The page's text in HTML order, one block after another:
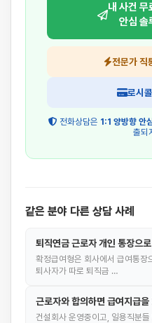
내 사건 무
안심 솔
전문가 직
로시
전화상담은 1:1 양방향 안
출되
같은 분야 다른 상담 사례
퇴직연금 근로자 개인 통장으
확정급여형은 회사에서 급여통장
퇴사자가 따로 퇴직금 …
근로자와 합의하면 급여지급
건설회사 운영중이고, 일용직분